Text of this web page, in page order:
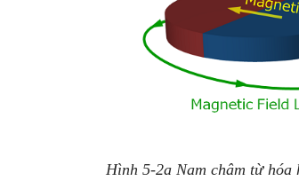
Hình 5-2a Nam châm từ hóa